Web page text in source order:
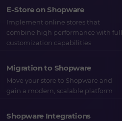
E-Store on Shopware
Implement online stores that
combine high performance with
customization capabilities
Migration to Shopware
Move your store to Shopware and
gain a modern, scalable platform
Shopware Integrations
możliwości
które mogą usprawnić Twój
Dzięki naszej bezpłatnej
masz już w swoim pakiecie i
sprzedaż i poprawić